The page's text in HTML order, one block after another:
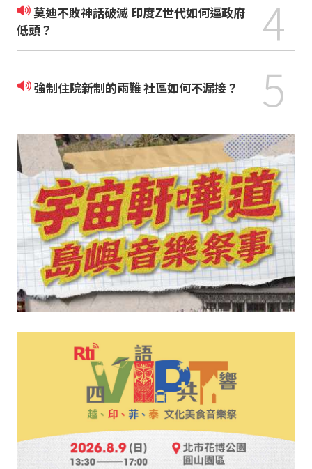
莫迪不敗神話破滅 印度Z世代如何逼政府
低頭？
4
強制住院新制的兩難 社區如何不漏接？ 5